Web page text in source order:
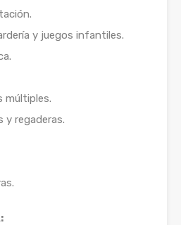
y juegos infantiles.
múltiples.
y regaderas.